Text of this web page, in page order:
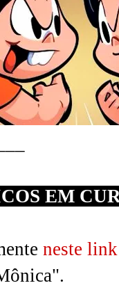
EM
neste link